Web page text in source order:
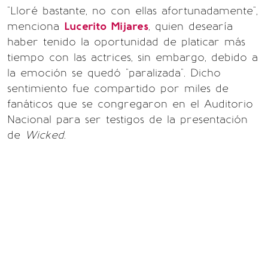
"Lloré bastante, no con ellas afortunadamente",
menciona Lucerito Mijares, quien desearía
haber tenido la oportunidad de platicar más
tiempo con las actrices, sin embargo, debido a
la emoción se quedó "paralizada". Dicho
sentimiento fue compartido por miles de
fanáticos que se congregaron en el Auditorio
Nacional para ser testigos de la presentación
de Wicked.